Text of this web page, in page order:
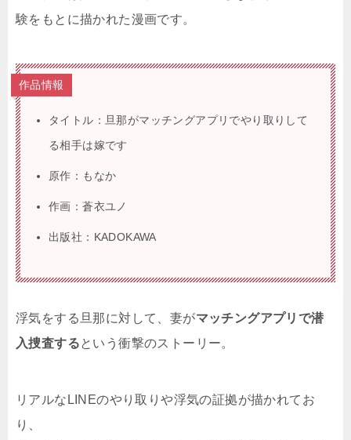
験をもとに描かれた漫画です。
作品情報
タイトル：旦那がマッチングアプリでやり取りして
る相手は嫁です
原作：もなか
作画：蒼衣ユノ
出版社：KADOKAWA
浮気をする旦那に対して、妻がマッチングアプリで潜
入捜査するという衝撃のストーリー。
リアルなLINEのやり取りや浮気の証拠が描かれてお
り、